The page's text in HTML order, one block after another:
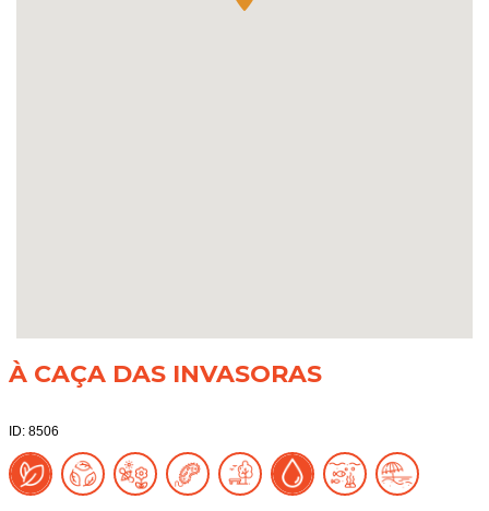
À CAÇA DAS INVASORAS
ID: 8506